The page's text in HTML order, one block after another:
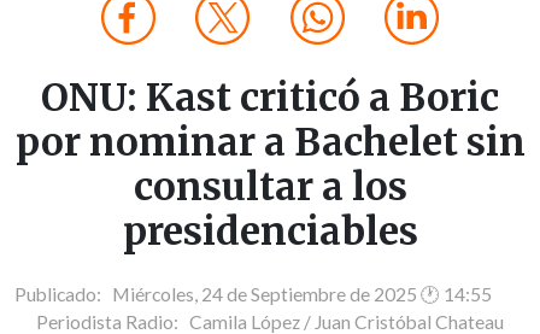
ONU: Kast criticó a Boric
por nominar a Bachelet sin
consultar a los
presidenciables
Publicado: Miércoles, 24 de Septiembre de 2025 🕐 14:55
Periodista Radio: Camila López / Juan Cristóbal Chateau